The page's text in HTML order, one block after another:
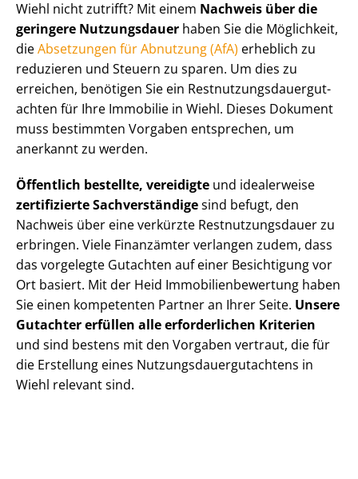
Wiehl nicht zutrifft? Mit einem Nachweis über die
geringere Nutzungsdauer haben Sie die Möglichkeit,
dieAbsetzungen für Abnutzung (AfA) erheblich zu
reduzieren und Steuern zu sparen. Um dies zu
erreichen, benötigen Sie ein Rest­nut­zungs­dau­er­gut­
ach­ten für Ihre Immobilie in Wiehl. Dieses Dokument
muss bestimmten Vorgaben entsprechen, um
anerkannt zu werden.
Öffentlich bestellte, vereidigte und idealerweise
zertifizierte Sachverständigesind befugt, den
Nachweis über eine verkürzte Rest­nut­zungs­dau­er zu
erbringen. Viele Finanzämter verlangen zudem, dass
das vorgelegte Gutachten auf einer Besichtigung vor
Ort basiert. Mit der Heid Im­mo­bi­li­en­be­wer­tung haben
Sie einen kompetenten Partner an Ihrer Seite. Unsere
Gutachter erfüllen alle erforderlichen Kriterien
und sind bestens mit den Vorgaben vertraut, die für
die Erstellung eines Nut­zungs­dau­er­gut­ach­tens in
Wiehl relevant sind.